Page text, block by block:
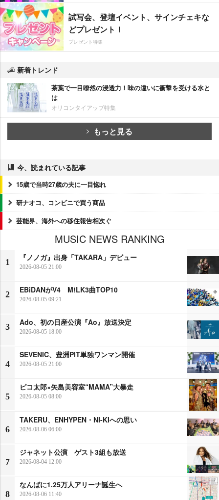
試写会、登壇イベント、サインチェキな
どプレゼント！
プレゼント特集
新着トレンド
茶葉で一目瞭然の浸透力！味の違いに衝撃を受ける水と
は
オリコンタイアップ特集
もっと見る
今、読まれている記事
15歳で当時27歳の夫に一目惚れ
研ナオコ、コンビニで買う商品
芸能界、海外への移住報告相次ぐ
MUSIC NEWS RANKING
1
『ノノガ』出身「TAKARA」デビュー
2026-08-05 21:00
2
EBiDANがV4 M!LK3曲TOP10
2026-08-05 09:21
3
Ado、初の日産公演『Ao』放送決定
2026-08-05 18:00
4
SEVENIC、豊洲PIT単独ワンマン開催
2026-08-05 21:00
5
ピコ太郎×矢島美容室“MAMA”大暴走
2026-08-05 08:00
6
TAKERU、ENHYPEN・NI-KIへの思い
2026-08-06 06:00
7
ジャネット公演 ゲスト3組も放送
2026-08-04 12:00
8
なんばに1.25万人アリーナ誕生へ
2026-08-06 11:40